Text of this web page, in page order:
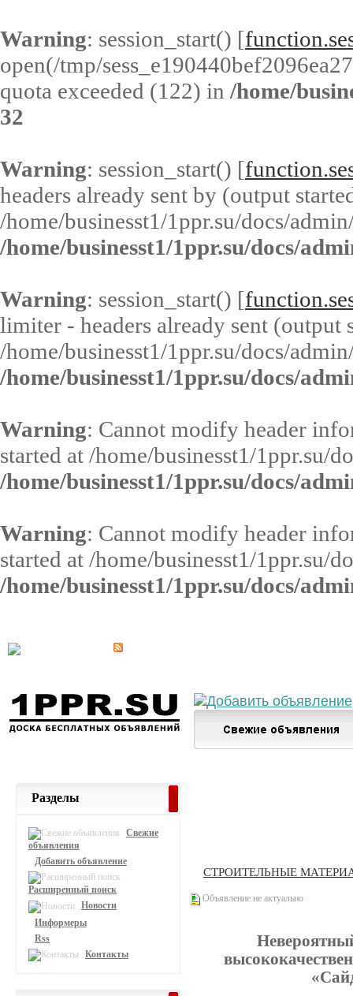
Warning: session_start() [
open(/tmp/
quota exceeded (122) in /home/
32
Warning: session_start() [
headers already sent by (output
/home/businesst1/1ppr.su/docs/
/home/businesst1/1ppr.su/docs/
Warning: session_start() [
limiter - headers already sent (output
/home/businesst1/1ppr.su/docs/
/home/businesst1/1ppr.su/docs/
Warning: Cannot modify header
started at /home/businesst1/1ppr.su/
/home/businesst1/1ppr.su/docs/
Warning: Cannot modify header
started at /home/businesst1/1ppr.su/
/home/businesst1/1ppr.su/docs/
СТРОИТЕЛЬНЫЕ
Объявление не актуально
Разделы
Свежие
объявления
Добавить объявление
Расширенный поиск
Новости
Информеры
Rss
Контакты